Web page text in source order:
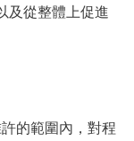
及從整體上促進
的範圍內，對程